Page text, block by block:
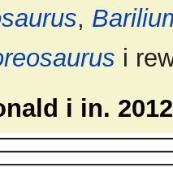
,
i
i in. 2012